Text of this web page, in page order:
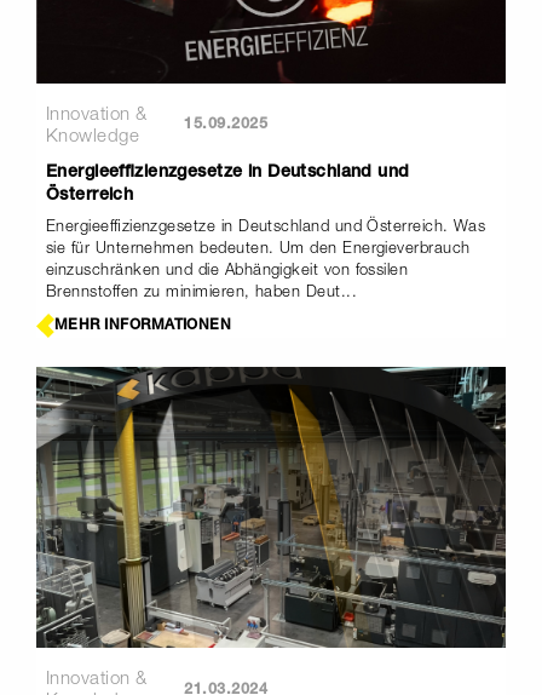
Innovation &
Knowledge
15.09.2025
Energieeffizienzgesetze in Deutschland und
Österreich
Energieeffizienzgesetze in Deutschland und Österreich. Was
sie für Unternehmen bedeuten. Um den Energieverbrauch
einzuschränken und die Abhängigkeit von fossilen
Brennstoffen zu minimieren, haben Deut...
MEHR INFORMATIONEN
Innovation &
21.03.2024